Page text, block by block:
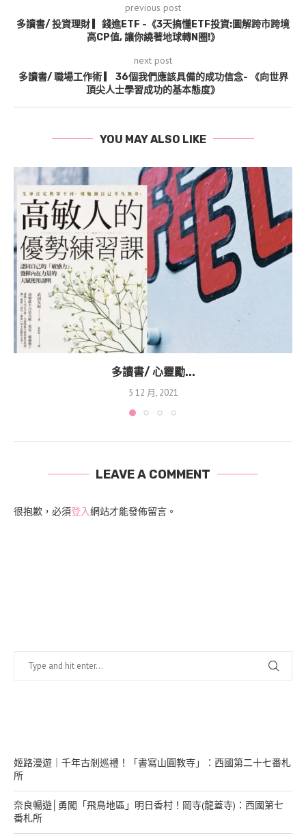
previous post
多讀書/ 投資理財 ▎錢進ETF -《3天搞懂ETF投資:圖解跨市跨境
高CP值, 讓你繞著地球轉N圈!》
next post
多讀書/ 職場工作術 ▎ 36個我們應該具備的成功信念- 《向世界
頂尖人士學習成功的基本態度》
YOU MAY ALSO LIKE
多讀書/ 心靈勵...
5 12 月, 2021
LEAVE A COMMENT
很抱歉，必須登入網站才能發佈留言。
姬路漫遊｜千年古剎巡禮！「書寫山圓教寺」：西國第二十七番札
所
奈良暢遊│勇闖「飛鳥地區」明日香村！岡寺(龍蓋寺)：西國第七
番札所